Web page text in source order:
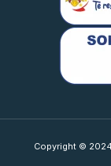
Copyright ©